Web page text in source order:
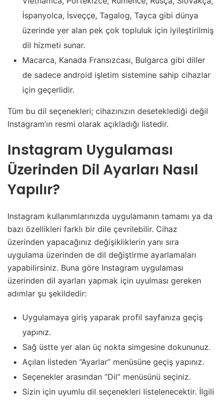
İspanyolca, İsveççe, Tagalog, Tayca gibi dünya
üzerinde yer alan pek çok topluluk için iyileştirilmiş
dil hizmeti sunar.
Macarca, Kanada Fransızcası, Bulgarca gibi diller
de sadece android işletim sistemine sahip cihazlar
için geçerlidir.
Tüm bu dil seçenekleri; cihazınızın deseteklediği değil
Instagram’ın resmi olarak açıkladığı listedir.
Instagram Uygulaması
Üzerinden Dil Ayarları Nasıl
Yapılır?
Instagram kullanımlarınızda uygulamanın tamamı ya da
bazı özellikleri farklı bir dile çevrilebilir. Cihaz
üzerinden yapacağınız değişikliklerin yanı sıra
uygulama üzerinden de dil değiştirme ayarlamaları
yapabilirsiniz. Buna göre Instagram uygulaması
üzerinden dil ayarları yapmak için uyulması gereken
adımlar şu şekildedir:
Uygulamaya giriş yaparak profil sayfanıza geçiş
yapınız.
Sağ üstte yer alan üç nokta simgesine dokununuz.
Açılan listeden “Ayarlar” menüsüne geçiş yapınız.
Seçenekler arasından “Dil” menüsünü seçiniz.
Sizin için uyumlu dil seçenekleri listelenecektir. İlgili